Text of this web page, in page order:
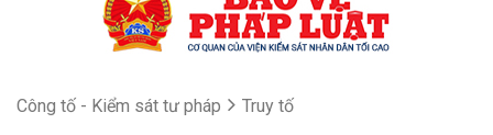
Công tố - Kiểm sát tư pháp Truy tố